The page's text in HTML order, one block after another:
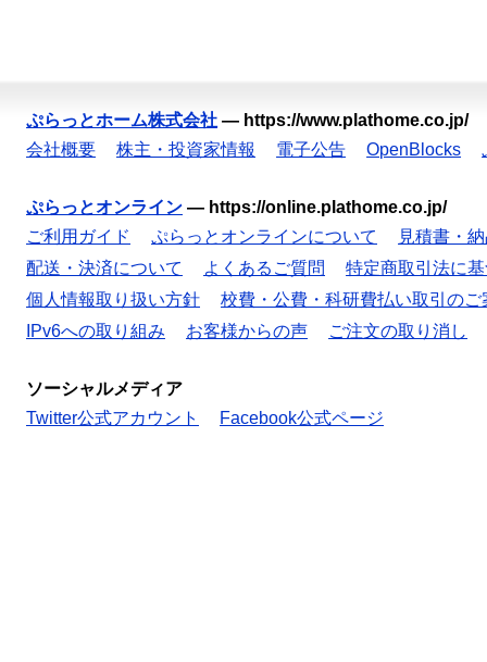
ぷらっとホーム株式会社 — https://www.plathome.co.jp/
会社概要
株主・投資家情報 電子公告 OpenBlocks
ぷらっとオンライン — https://online.plathome.co.jp/
ご利用ガイド
ぷらっとオンラインについて
見積書・
配送・決済について
よくあるご質問
特定商取引法に
個人情報取り扱い方針
校費・公費・科研費払い取引のご
IPv6への取り組み
お客様からの声 ご注文の取り消し
ソーシャルメディア
Twitter公式アカウント
Facebook公式ページ